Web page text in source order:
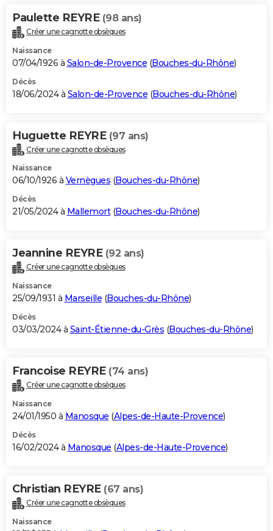
Paulette REYRE (98 ans)
Créer une cagnotte obsèques
Naissance
07/04/1926 à Salon-de-Provence (Bouches-du-Rhône)
Décès
18/06/2024 à Salon-de-Provence (Bouches-du-Rhône)
Huguette REYRE (97 ans)
Créer une cagnotte obsèques
Naissance
06/10/1926 à Vernègues (Bouches-du-Rhône)
Décès
21/05/2024 à Mallemort(Bouches-du-Rhône)
Jeannine REYRE (92 ans)
Créer une cagnotte obsèques
Naissance
25/09/1931 à Marseille (Bouches-du-Rhône)
Décès
03/03/2024 à Saint-Étienne-du-Grès (Bouches-du-Rhône)
Francoise REYRE (74 ans)
Créer une cagnotte obsèques
Naissance
24/01/1950 à Manosque (Alpes-de-Haute-Provence)
Décès
16/02/2024 à Manosque (Alpes-de-Haute-Provence)
Christian REYRE (67 ans)
Créer une cagnotte obsèques
Naissance